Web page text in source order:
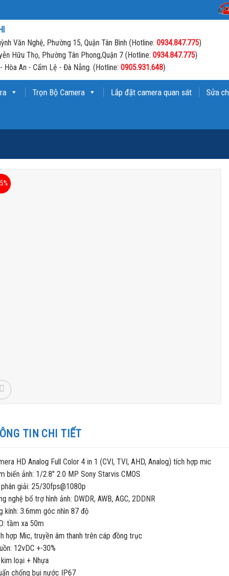
Văn Nghệ, Phường 15, Quận Tân Bình (Hotline: 0934.847.775)
Hữu Thọ, Phường Tân Phong,Quận 7 (Hotline: 0934.847.775)
Hòa An - Cẩm Lệ - Đà Nẵng. (Hotline: 0905.931.648)
Trọn Bộ Camera Lắp đặt camera quan sát Sửa
TIN CHI TIẾT
HD Analog Full Color 4 in 1 (CVI, TVI, AHD, Analog) tích hợp mic
biến ảnh: 1/2.8″ 2.0 MP Sony Starvis CMOS
phân giải: 25/30fps@1080p
nghệ bổ trợ hình ảnh: DWDR, AWB, AGC, 2DDNR
kính: 3.6mm góc nhìn 87 độ
tầm xa 50m
hợp Mic, truyền âm thanh trên cáp đồng trục
12vDC +-30%
kim loại + Nhựa
chống bụi nước IP67